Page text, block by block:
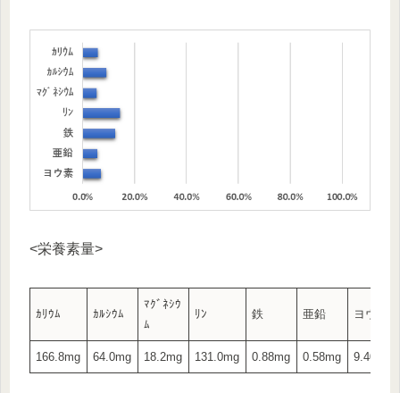
<栄養素量>
ｶﾘｳﾑ ｶﾙｼｳﾑ
ﾏｸﾞﾈｼｳ
ﾑ
ﾘﾝ 鉄 亜鉛 ヨウ素
166.8mg 64.0mg 18.2mg 131.0mg 0.88mg 0.58mg 9.40μg